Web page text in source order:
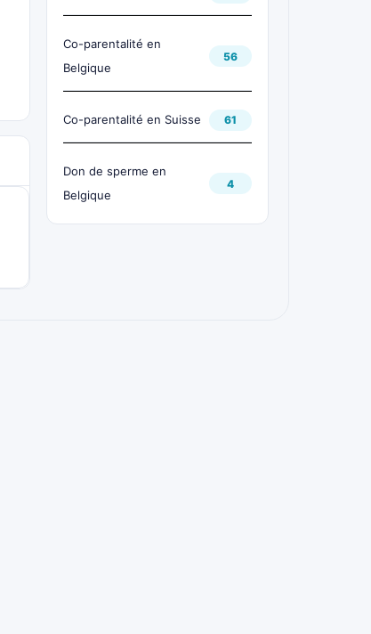
Co-parentalité en
Belgique
56
Co-parentalité en Suisse 61
Don de sperme en
Belgique
4